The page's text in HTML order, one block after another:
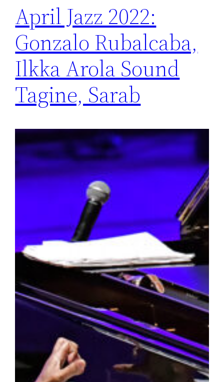
April Jazz 2022:
Gonzalo Rubalcaba,
Ilkka Arola Sound
Tagine, Sarab